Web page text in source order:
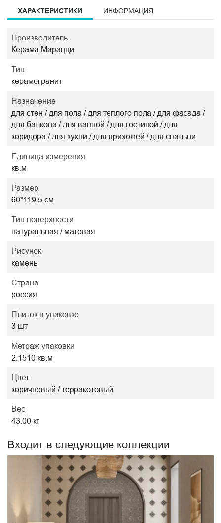
ХАРАКТЕРИСТИКИ ИНФОРМАЦИЯ
Производитель
Керама Марацци
Тип
керамогранит
Назначение
для стен / для пола / для теплого пола / для фасада /
для балкона / для ванной / для гостиной / для
коридора / для кухни / для прихожей / для спальни
Единица измерения
кв.м
Размер
60*119,5 см
Тип поверхности
натуральная / матовая
Рисунок
камень
Страна
россия
Плиток в упаковке
3 шт
Метраж упаковки
2.1510 кв.м
Цвет
коричневый / терракотовый
Вес
43.00 кг
Входит в следующие коллекции